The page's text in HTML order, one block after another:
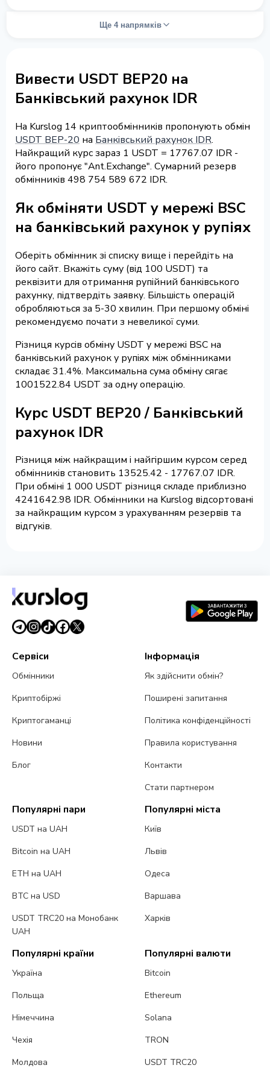
Ще 4 напрямків
Вивести USDT BEP20 на
Банківський рахунок IDR
На Kurslog 14 криптообмінників пропонують обмін
USDT BEP-20 на Банківський рахунок IDR.
Найкращий курс зараз 1 USDT = 17767.07 IDR -
його пропонує "Ant.Exchange". Сумарний резерв
обмінників 498 754 589 672 IDR.
Як обміняти USDT у мережі BSC
на банківський рахунок у рупіях
Оберіть обмінник зі списку вище і перейдіть на
його сайт. Вкажіть суму (від 100 USDT) та
реквізити для отримання рупійний банківського
рахунку, підтвердіть заявку. Більшість операцій
обробляються за 5-30 хвилин. При першому обміні
рекомендуємо почати з невеликої суми.
Різниця курсів обміну USDT у мережі BSC на
банківський рахунок у рупіях між обмінниками
складає 31.4%. Максимальна сума обміну сягає
1001522.84 USDT за одну операцію.
Курс USDT BEP20 / Банківський
рахунок IDR
Різниця між найкращим і найгіршим курсом серед
обмінників становить 13525.42 - 17767.07 IDR.
При обміні 1 000 USDT різниця складе приблизно
4241642.98 IDR. Обмінники на Kurslog відсортовані
за найкращим курсом з урахуванням резервів та
відгуків.
Сервіси
Обмінники
Криптобіржі
Криптогаманці
Новини
Блог
Інформація
Як здійснити обмін?
Поширені запитання
Політика конфіденційності
Правила користування
Контакти
Стати партнером
Популярні пари
USDT на UAH
Bitcoin на UAH
ETH на UAH
BTC на USD
USDT TRC20 на Монобанк
UAH
Популярні міста
Київ
Львів
Одеса
Варшава
Харків
Популярні країни
Україна
Польща
Німеччина
Чехія
Молдова
Популярні валюти
Bitcoin
Ethereum
Solana
TRON
USDT TRC20